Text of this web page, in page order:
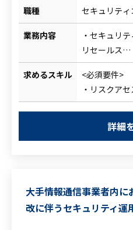
職種 セキュリテ
業務内容
・セキュリ
リセールス
・セキュリ
供（ヒアリン
・セキュリ
付け業務
・アセスメ
支援
求めるスキル
<必須要件>
・リスクア
・顧客折衝ス
<尚可要件>
可）
詳細
大手情報通信事業者内
改に伴うセキュリティ運